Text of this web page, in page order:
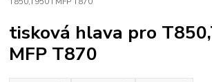
tisková hlava pro
MFP T870